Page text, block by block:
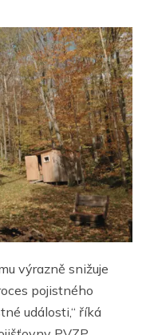
výrazně snižuje
pojistného
události,“ říká